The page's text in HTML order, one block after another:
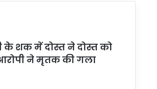
के शक में दोस्त ने दोस्त को
ने मृतक की गला